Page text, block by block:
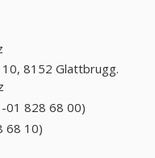
8152 Glattbrugg.
01 828 68 00)
68 10)